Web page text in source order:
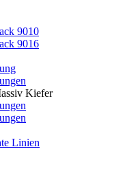
9010
9016
Kiefer
Linien